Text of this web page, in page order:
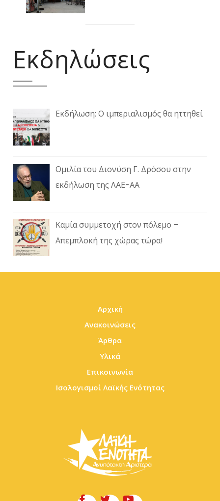
Εκδηλώσεις
Εκδήλωση: Ο ιμπεριαλισμός θα ηττηθεί
Ομιλία του Διονύση Γ. Δρόσου στην
εκδήλωση της ΛΑΕ-ΑΑ
Καμία συμμετοχή στον πόλεμο –
Απεμπλοκή της χώρας τώρα!
Αρχική
Ανακοινώσεις
Άρθρα
Υλικά
Επικοινωνία
Ισολογισμοί Λαϊκής Ενότητας